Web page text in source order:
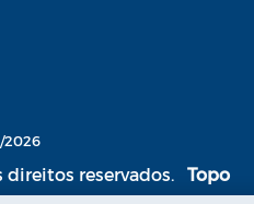
2026
reservados.